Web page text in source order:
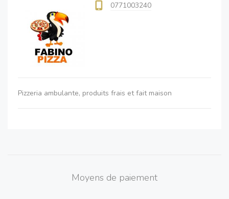
0771003240
Pizzeria ambulante, produits frais et fait maison
Moyens de paiement